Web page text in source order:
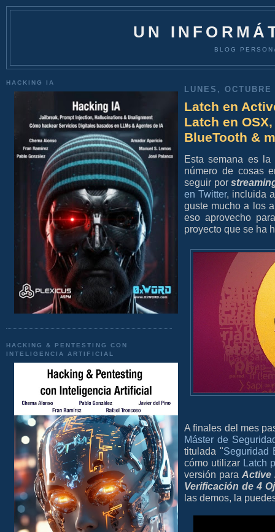
UN
BLOG
HACKING IA
HACKING & PENTESTING CON
INTELIGENCIA ARTIFICIAL
LUNES,
Latch en
Latch en
BlueTooth &
Esta semana es
número de cosas
seguir por
en Twitter, incluida
guste mucho a los
eso aprovecho
proyecto que se ha
A finales del mes
Máster de
titulada "Seguridad
cómo utilizar Latch
versión para Active
Verificación de 4
las demos, la